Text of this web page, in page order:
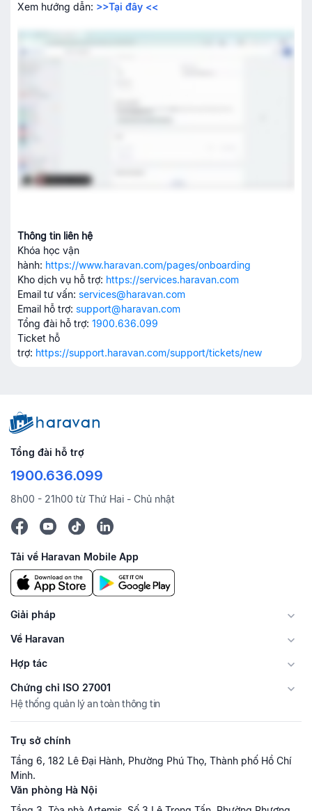
Xem hướng dẫn: >>Tại đây <<
Thông tin liên hệ
Khóa học vận
hành: https://www.haravan.com/pages/onboarding
Kho dịch vụ hỗ trợ: https://services.haravan.com
Email tư vấn: services@haravan.com
Email hỗ trợ: support@haravan.com
Tổng đài hỗ trợ: 1900.636.099
Ticket hỗ
trợ: https://support.haravan.com/support/tickets/new
Tổng đài hỗ trợ
1900.636.099
8h00 - 21h00 từ Thứ Hai - Chủ nhật
Tải về Haravan Mobile App
Giải pháp
Về Haravan
Hợp tác
Chứng chỉ ISO 27001
Hệ thống quản lý an toàn thông tin
Trụ sở chính
Tầng 6, 182 Lê Đại Hành, Phường Phú Thọ, Thành phố Hồ Chí
Minh.
Văn phòng Hà Nội